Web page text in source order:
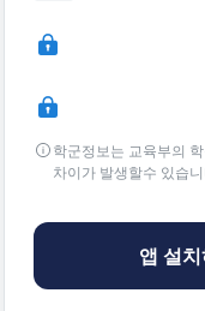
학군정보는 교육부의
차이가 발생할수 있습
앱 설